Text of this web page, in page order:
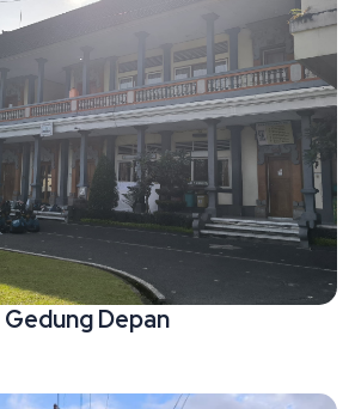
Gedung Depan